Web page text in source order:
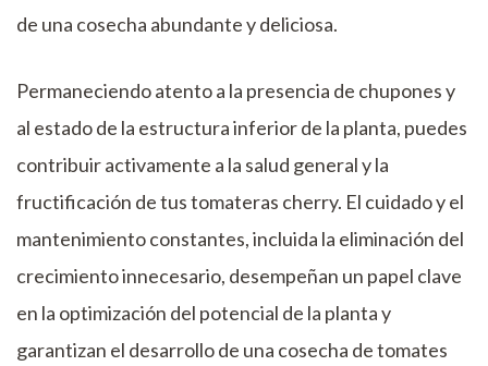
de una cosecha abundante y deliciosa.
Permaneciendo atento a la presencia de chupones y
al estado de la estructura inferior de la planta, puedes
contribuir activamente a la salud general y la
fructificación de tus tomateras cherry. El cuidado y el
mantenimiento constantes, incluida la eliminación del
crecimiento innecesario, desempeñan un papel clave
en la optimización del potencial de la planta y
garantizan el desarrollo de una cosecha de tomates